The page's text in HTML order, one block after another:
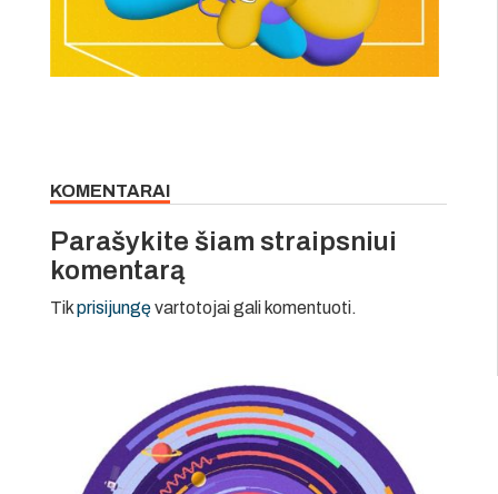
KOMENTARAI
Parašykite šiam straipsniui
komentarą
Tikprisijungęvartotojai gali komentuoti.